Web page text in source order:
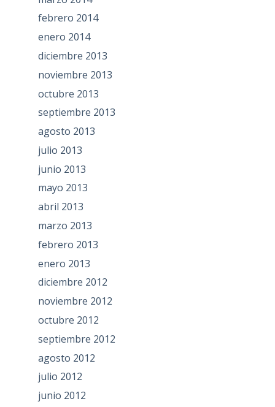
febrero 2014
enero 2014
diciembre 2013
noviembre 2013
octubre 2013
septiembre 2013
agosto 2013
julio 2013
junio 2013
mayo 2013
abril 2013
marzo 2013
febrero 2013
enero 2013
diciembre 2012
noviembre 2012
octubre 2012
septiembre 2012
agosto 2012
julio 2012
junio 2012